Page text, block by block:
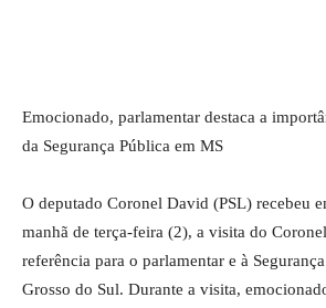
Emocionado, parlamentar destaca a
da Segurança Pública em MS
O deputado Coronel David (PSL) recebeu
manhã de terça-feira (2), a visita do
referência para o parlamentar e à
Grosso do Sul. Durante a visita,